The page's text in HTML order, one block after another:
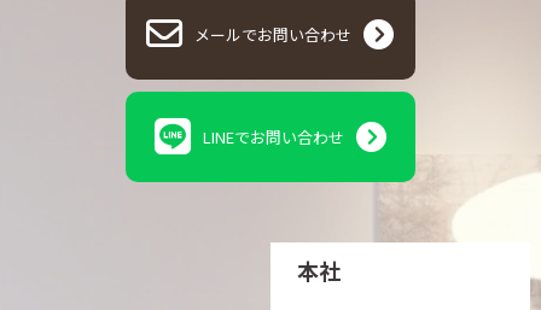
メールでお問い合わせ
LINEでお問い合わせ
本社